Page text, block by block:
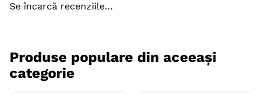
Se încarcă recenziile…
Produse populare din aceeași
categorie